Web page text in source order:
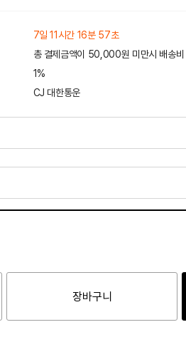
7일 11시간 16분 57초
총 결제금액이 50,000원 미만시 배송
1%
CJ 대한통운
장바구니